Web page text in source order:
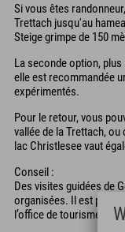
Si vous êtes
Trettach jusqu'au
Steige grimpe de 150
La seconde option,
elle est recommandée
expérimentés.
Pour le retour, vous
vallée de la Trettach,
lac Christlesee vaut
Conseil :
Des visites guidées de
organisées. Il est
l’office de tourisme.